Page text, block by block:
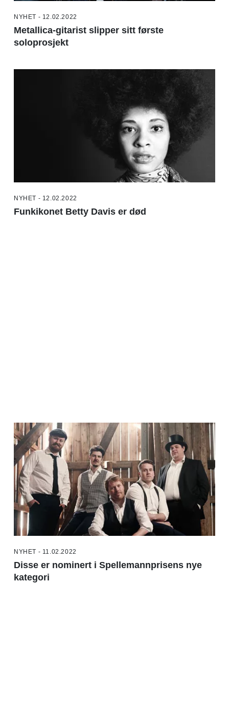
NYHET - 12.02.2022
Metallica-gitarist slipper sitt første
soloprosjekt
NYHET - 12.02.2022
Funkikonet Betty Davis er død
NYHET - 11.02.2022
Disse er nominert i Spellemannprisens nye
kategori